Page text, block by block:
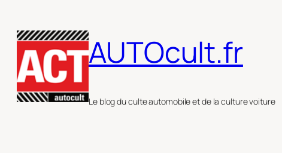
au
contenu
AUTOcult.fr
Le blog du culte automobile et de la culture voiture